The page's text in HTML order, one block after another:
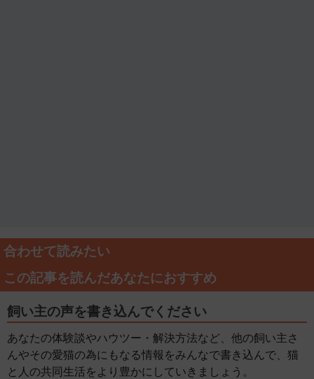
合わせて読みたい
この記事を読んだあなたにおすすめ
飼い主の声を書き込んでください
あなたの体験談やハウツー・解決方法など、他の飼い主さ
んやその愛猫の為にもなる情報をみんなで書き込んで、猫
と人の共同生活をより豊かにしていきましょう。